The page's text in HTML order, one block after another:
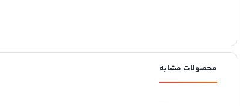
– محتویات بسته: ۵۰ عدد کپسول ۵ واحدی
محصولات مشابه